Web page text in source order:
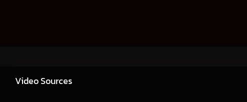
Video Sources